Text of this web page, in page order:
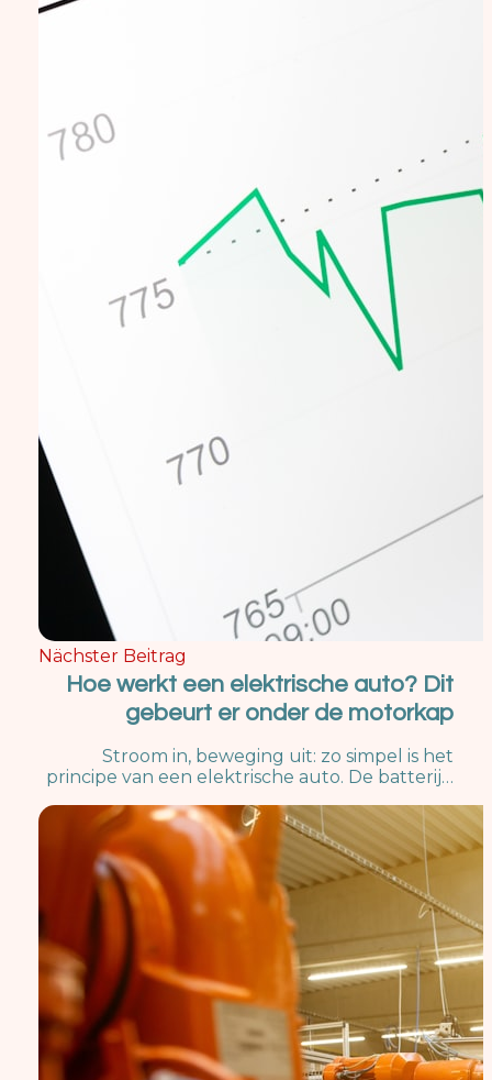
Nächster Beitrag
Hoe werkt een elektrische auto? Dit
gebeurt er onder de motorkap
Stroom in, beweging uit: zo simpel is het
principe van een elektrische auto. De batterij…